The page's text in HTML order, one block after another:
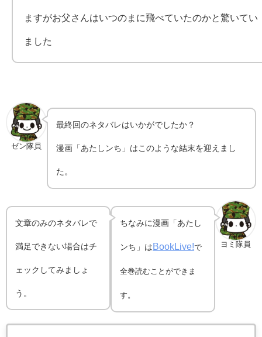
ますがお父さんはいつのまに飛べていたのかと驚いてい
ました
ゼン隊員
最終回のネタバレはいかがでしたか？
漫画「あたしンち」はこのような結末を迎えまし
た。
ヨミ隊員
ちなみに漫画「あたし
ンち」は BookLive!で
全巻読むことができま
す。
文章のみのネタバレで
満足できない場合はチ
ェックしてみましょ
う。